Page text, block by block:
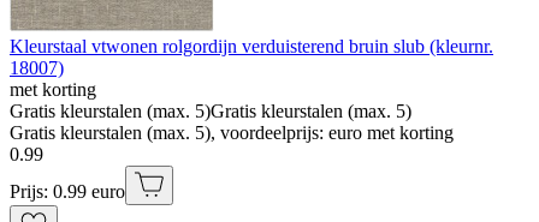
Kleurstaal vtwonen rolgordijn verduisterend bruin slub (kleurnr.
18007)
met korting
Gratis kleurstalen (max. 5)Gratis kleurstalen (max. 5)
Gratis kleurstalen (max. 5), voordeelprijs: euro met korting
0.99
Prijs: 0.99 euro